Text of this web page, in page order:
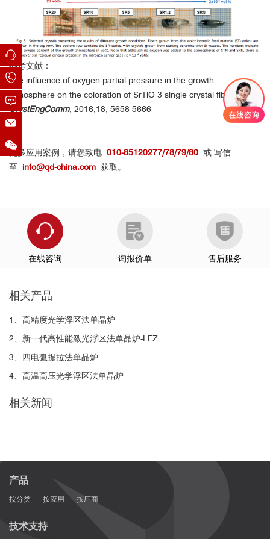
参考文献：
The influence of oxygen partial pressure in the growth
atmosphere on the coloration of SrTiO 3 single crystal fibers.
CrystEngComm, 2016,18, 5658-5666
更多应用案例，请您致电 010-85120277/78/79/80 或 写信
至 info@qd-china.com 获取。
化学计量配比生长的STO单晶样品的吸收谱
CrystEngComm
在线咨询 询报价单 售后服务
相关产品
1、高精度光学浮区法单晶炉
2、新一代高性能激光浮区法单晶炉-LFZ
3、四电弧提拉法单晶炉
4、高温高压光学浮区法单晶炉
相关新闻
产品
按分类 按应用 按厂商
技术支持